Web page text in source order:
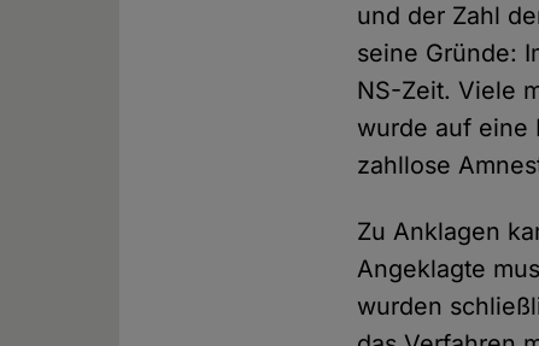
und der Zahl
seine Gründe:
NS-Zeit. Viele
wurde auf eine
zahllose
Zu Anklagen
Angeklagte
wurden